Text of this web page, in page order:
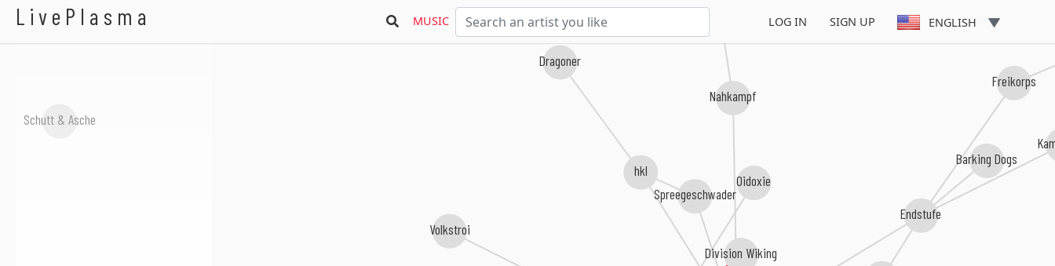
LivePlasma MUSIC LOG IN SIGN UP ENGLISH
Division Wiking
hkl
Spreegeschwader
Oidoxie
Endstufe
Freikorps
Barking Dogs
Volkstroi
Nahkampf
Dragoner
Schutt & Asche
A.D.F.